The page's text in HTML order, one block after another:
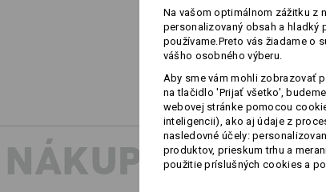
NÁKUPNÉ
Na vašom optimálnom zážitku z
personalizovaný obsah a
používame.Preto vás žiadame o
vášho osobného výberu.
Aby sme vám mohli zobrazovať
na tlačidlo 'Prijať všetko',
webovej stránke pomocou
inteligencii), ako aj údaje z
nasledovné účely:
produktov, prieskum trhu a
použitie príslušných cookies a